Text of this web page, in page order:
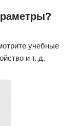
учебные
и т. д.